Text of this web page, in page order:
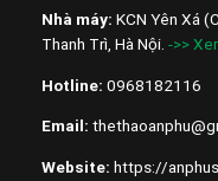
Nhà máy: KCN Yên Xá
Thanh Trì, Hà Nội. ->>
Hotline: 0968182116
Email:
Website: https://